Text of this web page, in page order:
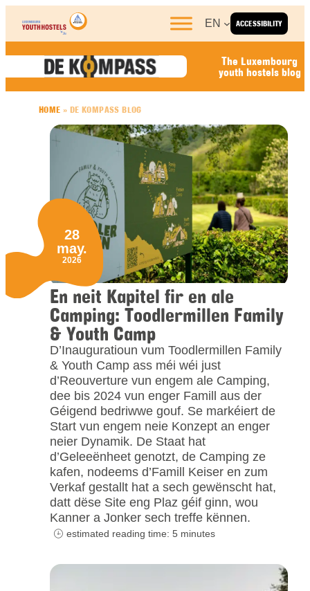
Skip to content
ACCESSIBILITY
EN
The Luxembourg
youth hostels blog
HOME » DE KOMPASS BLOG
En neit Kapitel fir en ale
Camping: Toodlermillen Family
& Youth Camp
D’Inauguratioun vum Toodlermillen Family
& Youth Camp ass méi wéi just
d’Reouverture vun engem ale Camping,
dee bis 2024 vun enger Famill aus der
Géigend bedriwwe gouf. Se markéiert de
Start vun engem neie Konzept an enger
neier Dynamik. De Staat hat
d’Geleeënheet genotzt, de Camping ze
kafen, nodeems d’Famill Keiser en zum
Verkaf gestallt hat a sech gewënscht hat,
datt dëse Site eng Plaz géif ginn, wou
Kanner a Jonker sech treffe kënnen.
28
may.
2026
estimated reading time: 5 minutes